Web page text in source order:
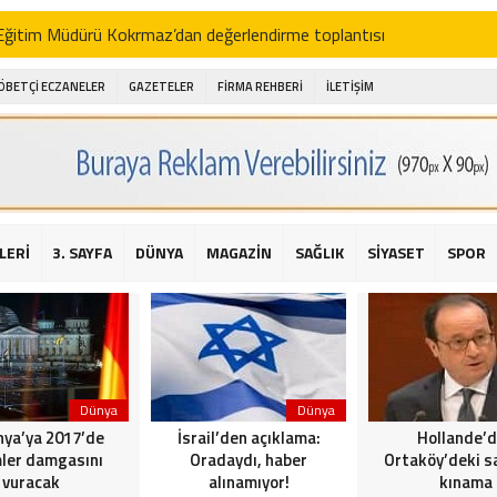
Müdürü Kokrmaz’dan değerlendirme toplantısı
Alibeyoğlu, Aile Destek Merkezini ziyaret etti
ıhlamur piyasalarda
şehitleri için bayraklı kayak gösterileri düzenlenecek
için yardım kermesi
2016 yılı değerlendirmesi
Sarıyer Çayırbaşı Cezayirli Hasan Paşa Camii’nde silahlı
Bahçeli’den Reina’ya düzenlenen terör saldırısına ilişkin açıklama
ECZANELER GAZETELER FİRMA REHBERİ İLETİŞİM
3. SAYFA DÜNYA MAGAZİN SAĞLIK SİYASET SPOR
Dünya
2017’de
damgasını
vuracak
Dünya
İsrail’den açıklama:
Oradaydı, haber
alınamıyor!
Ortaköy’deki
kınama